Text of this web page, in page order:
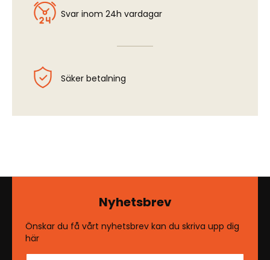
Svar inom 24h vardagar
Säker betalning
Nyhetsbrev
Önskar du få vårt nyhetsbrev kan du skriva upp dig
här